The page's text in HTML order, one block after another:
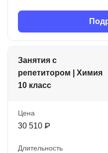
Занятия с
репетитором | Химия
10 класс
Цена
30 510 ₽
Длительность